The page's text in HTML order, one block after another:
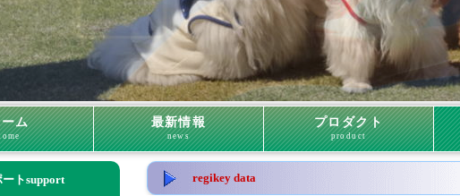
ム 最新情報
news
プロダクト
product
regikey data
トsupport